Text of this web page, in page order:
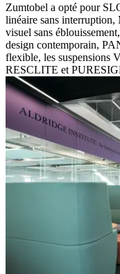
Zumtobel a opté pour
linéaire sans
visuel sans
design contemporain,
flexible, les suspensions
RESCLITE et